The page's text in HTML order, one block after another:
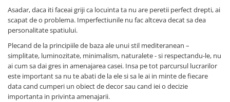
Asadar, daca iti faceai griji ca locuinta ta nu are peretii perfect drepti, ai
scapat de o problema. Imperfectiunile nu fac altceva decat sa dea
personalitate spatiului.
Plecand de la principiile de baza ale unui stil mediteranean –
simplitate, luminozitate, minimalism, naturalete - si respectandu-le, nu
ai cum sa dai gres in amenajarea casei. Insa pe tot parcursul lucrarilor
este important sa nu te abati de la ele si sa le ai in minte de fiecare
data cand cumperi un obiect de decor sau cand iei o decizie
importanta in privinta amenajarii.